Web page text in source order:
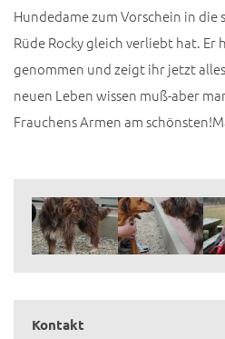
Hundedame zum Vorschein in die
Rüde Rocky gleich verliebt hat. Er
genommen und zeigt ihr jetzt
neuen Leben wissen muß-aber
Frauchens Armen am
Kontakt